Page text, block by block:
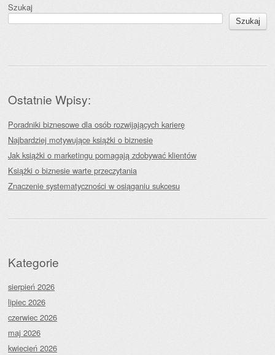
Szukaj
Szukaj
Ostatnie Wpisy:
Poradniki biznesowe dla osób rozwijających karierę
Najbardziej motywujące książki o biznesie
Jak książki o marketingu pomagają zdobywać klientów
Książki o biznesie warte przeczytania
Znaczenie systematyczności w osiąganiu sukcesu
Kategorie
sierpień 2026
lipiec 2026
czerwiec 2026
maj 2026
kwiecień 2026